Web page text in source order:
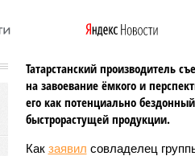
Татарстанский производитель
на завоевание ёмкого и
его как потенциально
быстрорастущей продукции.
Как заявил совладелец